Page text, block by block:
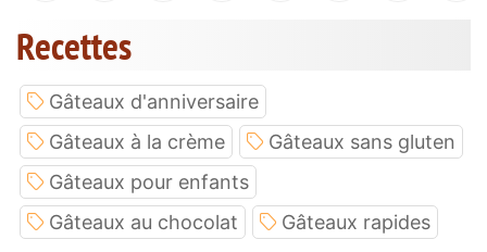
Recettes
Gâteaux d'anniversaire
Gâteaux à la crème
Gâteaux sans gluten
Gâteaux pour enfants
Gâteaux au chocolat
Gâteaux rapides